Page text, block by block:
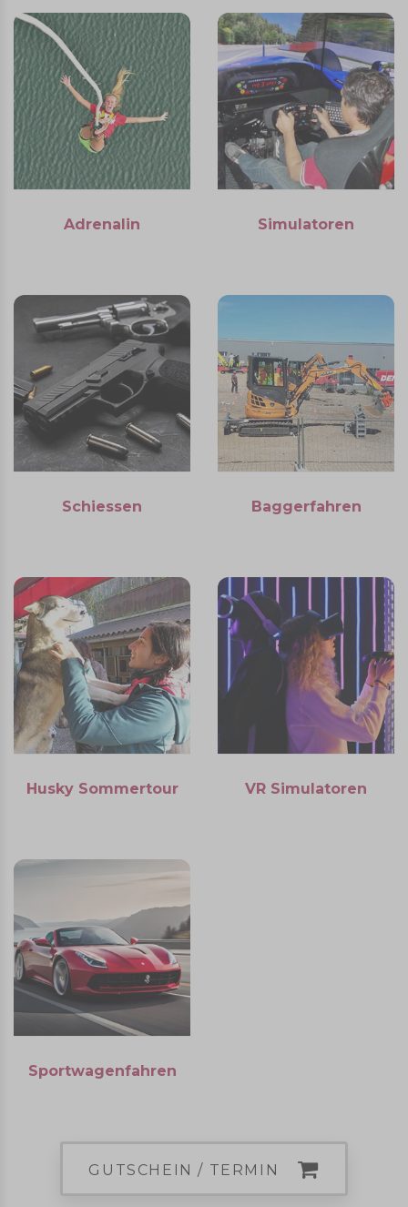
Adrenalin Simulatoren
Schiessen Baggerfahren
Husky Sommertour VR Simulatoren
Sportwagenfahren
GUTSCHEIN / TERMIN